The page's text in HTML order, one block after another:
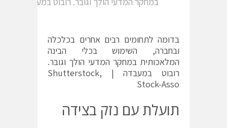
בדומה לתחומים רבים אחרים בכלכלה
ובחברה, השימוש בכלי הבינה
המלאכותית במחקר המדעי הולך וגובר.
רובוט במעבדה | Shutterstock,
Stock-Asso
תועלת עם נזק בצידה